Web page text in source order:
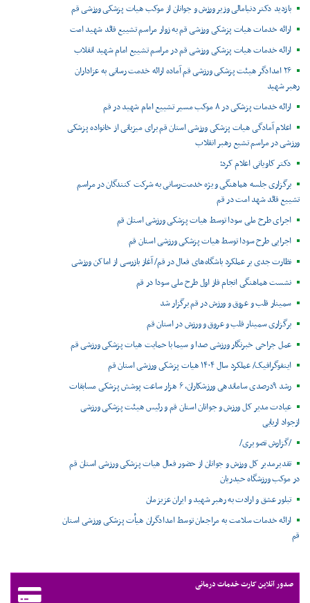
بازدید دکتر دنیامالی وزیر ورزش و جوانان از موکب هیات پزشکی ورزشی قم
ارائه خدمات هیات پزشکی ورزشی قم به زوار مراسم تشییع قائد شهید امت
ارائه خدمات هیات پزشکی ورزشی قم در مراسم تشییع امام شهید انقلاب
۲۶ امدادگر هیئت پزشکی ورزشی قم آماده ارائه خدمت رسانی به عزاداران
رهبر شهید
ارائه خدمات پزشکی در ۸ موکب مسیر تشییع امام شهید در قم
اعلام آمادگی هیات پزشکی ورزشی استان قم برای میزبانی از خانواده پزشکی
ورزشی در مراسم تشیع رهبر انقلاب
دکتر کاویانی اعلام کرد؛
برگزاری جلسه هماهنگی ویژه خدمت‌رسانی به شرکت کنندگان در مراسم
تشییع قائد شهد امت در قم
اجرای طرح ملی سودا توسط هیات پزشکی ورزشی استان قم
اجرایی طرح سودا توسط هیات پزشکی ورزشی استان قم
نظارت جدی بر عملکرد باشگاه‌های فعال در قم/ آغاز بازرسی از اماکن ورزشی
نشست هماهنگی انجام فاز اول طرح ملی سودا در قم
سمینار قلب و عروق و ورزش در قم برگزار شد
برگزاری سمینار قلب و عروق و ورزش در استان قم
عمل جراحی خبرنگار ورزشی صدا و سیما با حمایت هیات پزشکی ورزشی قم
اینفوگرافیک/ عملکرد سال ۱۴۰۴ هیات پزشکی ورزشی استان قم
رشد ۹درصدی ساماندهی ورزشکاران، ۶ هزار ساعت پوشش پزشکی مسابقات
عیادت مدیر کل ورزش و جوانان استان قم و رئیس هیئت پزشکی ورزشی
ازجواد اربابی
/گزارش تصویری/
تقدیرمدیر کل ورزش و جوانان از حضور فعال هیات پزشکی ورزشی استان قم
در موکب ورزشگاه حیدریان
تبلور عشق و ارادت به رهبر شهید و ایران عزیزمان
ارائه خدمات سلامت به مراجعان توسط امدادگران هیأت پزشکی ورزشی استان
قم
صدور آنلاین کارت خدمات درمانی